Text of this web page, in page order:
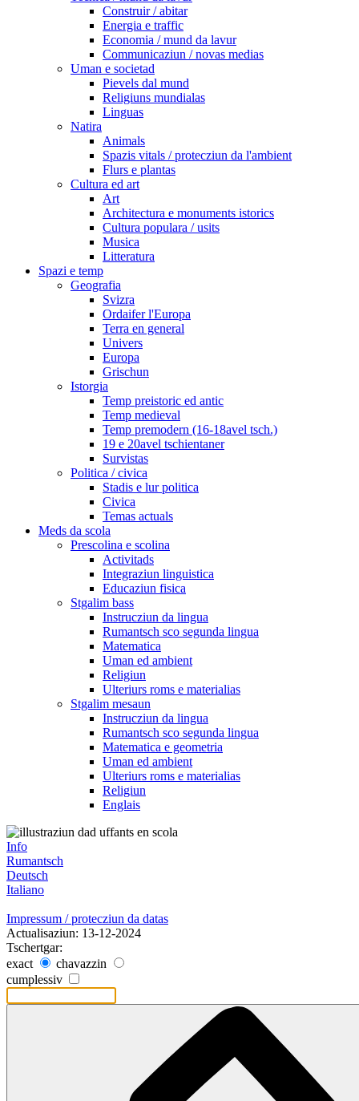
Construir / abitar
Energia e traffic
Economia / mund da lavur
Communicaziun / novas medias
Uman e societad
Pievels dal mund
Religiuns mundialas
Linguas
Natira
Animals
Spazis vitals / protecziun da l'ambient
Flurs e plantas
Cultura ed art
Art
Architectura e monuments istorics
Cultura populara / usits
Musica
Litteratura
Spazi e temp
Geografia
Svizra
Ordaifer l'Europa
Terra en general
Univers
Europa
Grischun
Istorgia
Temp preistoric ed antic
Temp medieval
Temp premodern (16-18avel tsch.)
19 e 20avel tschientaner
Survistas
Politica / civica
Stadis e lur politica
Civica
Temas actuals
Meds da scola
Prescolina e scolina
Activitads
Integraziun linguistica
Educaziun fisica
Stgalim bass
Instrucziun da lingua
Rumantsch sco segunda lingua
Matematica
Uman ed ambient
Religiun
Ulteriurs roms e materialias
Stgalim mesaun
Instrucziun da lingua
Rumantsch sco segunda lingua
Matematica e geometria
Uman ed ambient
Ulteriurs roms e materialias
Religiun
Englais
Info
Rumantsch
Deutsch
Italiano
Impressum / protecziun da datas
Actualisaziun: 13-12-2024
Tschertgar:
exact
chavazzin
cumplessiv